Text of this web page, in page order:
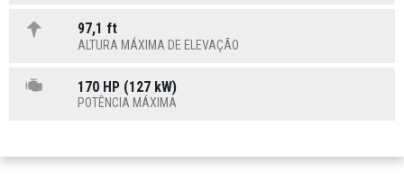
97,1 ft
ALTURA MÁXIMA DE ELEVAÇÃO
170 HP (127 kW)
POTÊNCIA MÁXIMA